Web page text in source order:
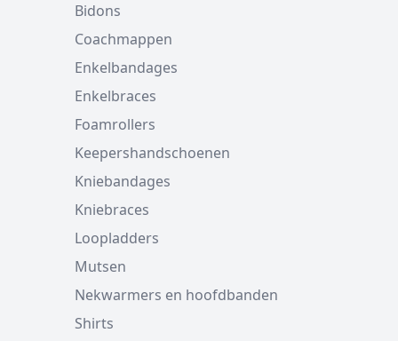
Bidons
Coachmappen
Enkelbandages
Enkelbraces
Foamrollers
Keepershandschoenen
Kniebandages
Kniebraces
Loopladders
Mutsen
Nekwarmers en hoofdbanden
Shirts